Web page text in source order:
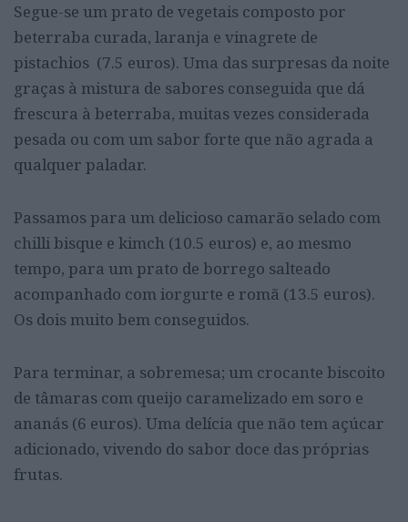
Segue-se um prato de vegetais composto por
beterraba curada, laranja e vinagrete de
pistachios (7.5 euros). Uma das surpresas da noite
graças à mistura de sabores conseguida que dá
frescura à beterraba, muitas vezes considerada
pesada ou com um sabor forte que não agrada a
qualquer paladar.
Passamos para um delicioso camarão selado com
chilli bisque e kimch (10.5 euros) e, ao mesmo
tempo, para um prato de borrego salteado
acompanhado com iorgurte e romã (13.5 euros).
Os dois muito bem conseguidos.
Para terminar, a sobremesa; um crocante biscoito
de tâmaras com queijo caramelizado em soro e
ananás (6 euros). Uma delícia que não tem açúcar
adicionado, vivendo do sabor doce das próprias
frutas.